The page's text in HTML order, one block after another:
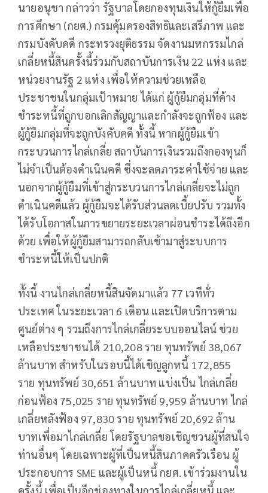
นายอนุชา กล่าวว่า รัฐบาลโดยกองทุนเงินให้กู้ยืมเพื่อ
การศึกษา (กยศ.) กรมคุ้มครองสิทธิและเสรีภาพ และ
กรมบังคับคดี กระทรวงยุติธรรม จัดงานมหกรรมไกล่
เกลี่ยหนี้สินครั้งนี้ร่วมกับสถาบันการเงิน 22 แห่ง และ
หน่วยงานรัฐ 2 แห่ง เพื่อให้ความช่วยเหลือ
ประชาชนในกลุ่มเป้าหมาย ได้แก่ ผู้กู้ยืมกลุ่มที่ค้าง
ชำระหนี้ที่ถูกบอกเลิกสัญญาและกำลังจะถูกฟ้อง และ
ผู้กู้ยืมกลุ่มที่จะถูกบังคับคดี ทั้งนี้ หากผู้กู้ยืมเข้า
กระบวนการไกล่เกลี่ย สถาบันการเงินรวมถึงกองทุนก็
ไม่จำเป็นต้องดำเนินคดี ซึ่งจะลดภาระค่าใช้จ่าย และ
นอกจากผู้กู้ยืมที่เข้าสู่กระบวนการไกล่เกลี่ยจะไม่ถูก
ดำเนินคดีแล้ว ผู้กู้ยืมจะได้รับส่วนลดเบี้ยปรับ รวมทั้ง
ได้รับโอกาสในการขยายระยะเวลาผ่อนชำระได้ถึงอีก
ด้วย เพื่อให้ผู้กู้ยืมสามารถกลับเข้ามาสู่ระบบการ
ชำระหนี้ให้เป็นปกติ
ทั้งนี้ งานไกล่เกลี่ยหนี้สินจัดมาแล้ว 77 เวทีทั่ว
ประเทศ ในระยะเวลา 6 เดือน และเปิดบริการตาม
ศูนย์ต่าง ๆ รวมถึงการไกล่เกลี่ยระบบออนไลน์ ช่วย
เหลือประชาชนได้ 210,208 ราย ทุนทรัพย์ 38,067
ล้านบาท สำหรับในรอบนี้ได้เชิญลูกหนี้ 172,855
ราย ทุนทรัพย์ 30,651 ล้านบาท แบ่งเป็น ไกล่เกลี่ย
ก่อนฟ้อง 75,025 ราย ทุนทรัพย์ 9,959 ล้านบาท ไกล่
เกลี่ยหลังฟ้อง 97,830 ราย ทุนทรัพย์ 20,692 ล้าน
บาทเพื่อมาไกล่เกลี่ย โดยรัฐบาลขอเชิญชวนผู้ที่สนใจ
ท่านอื่นๆ โดยเฉพาะผู้ที่เป็นหนี้สินภาคครัวเรือน ผู้
ประกอบการ SME และผู้เป็นหนี้ กยศ. เข้าร่วมงานใน